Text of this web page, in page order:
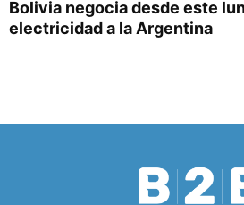
Bolivia negocia desde este
electricidad a la Argentina